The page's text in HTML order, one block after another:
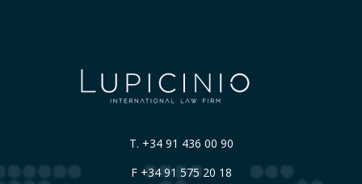
T. +34 91 436 00 90
F +34 91 575 20 18